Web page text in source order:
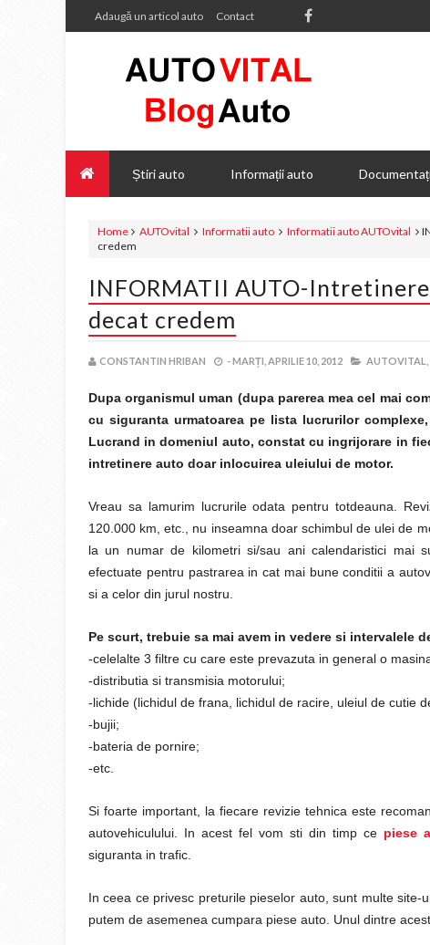
Adaugă un articol auto Contact
Știri auto Informații auto
Home AUTOvital Informatii auto Informatii auto AUTOvital
credem
INFORMATII AUTO-
decat credem
CONSTANTIN HRIBAN -MARȚI, APRILIE 10, 2012 AUTOVITAL,
Dupa organismul uman (dupa parerea mea cel mai
cu siguranta urmatoarea pe lista lucrurilor
Lucrand in domeniul auto, constat cu ingrijorare in
intretinere auto doar inlocuirea uleiului de motor.
Vreau sa lamurim lucrurile odata pentru totdeauna.
120.000 km, etc., nu inseamna doar schimbul de ulei de
la un numar de kilometri si/sau ani calendaristici mai
efectuate pentru pastrarea in cat mai bune conditii a
si a celor din jurul nostru.
Pe scurt, trebuie sa mai avem in vedere si intervalele
-celelalte 3 filtre cu care este prevazuta in general o
-distributia si transmisia motorului;
-lichide (lichidul de frana, lichidul de racire, uleiul de cutie
-bujii;
-bateria de pornire;
-etc.
Si foarte important, la fiecare revizie tehnica este
autovehiculului. In acest fel vom sti din timp ce piese
siguranta in trafic.
In ceea ce privesc preturile pieselor auto, sunt multe
putem de asemenea cumpara piese auto. Unul dintre